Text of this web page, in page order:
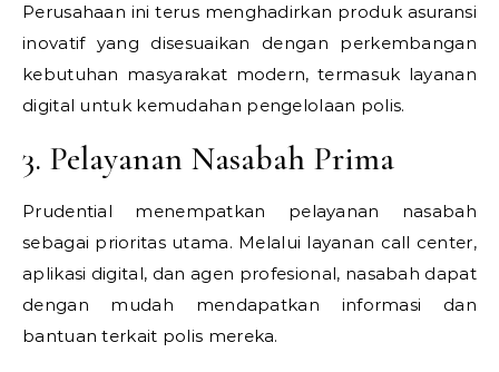
Perusahaan ini terus menghadirkan produk asuransi
inovatif yang disesuaikan dengan perkembangan
kebutuhan masyarakat modern, termasuk layanan
digital untuk kemudahan pengelolaan polis.
3. Pelayanan Nasabah Prima
Prudential menempatkan pelayanan nasabah
sebagai prioritas utama. Melalui layanan call center,
aplikasi digital, dan agen profesional, nasabah dapat
dengan mudah mendapatkan informasi dan
bantuan terkait polis mereka.